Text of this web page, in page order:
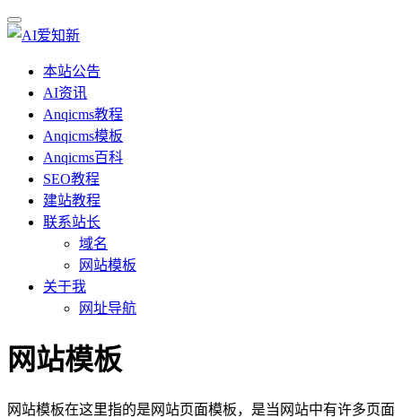
本站公告
AI资讯
Anqicms教程
Anqicms模板
Anqicms百科
SEO教程
建站教程
联系站长
域名
网站模板
关于我
网址导航
网站模板
网站模板在这里指的是网站页面模板，是当网站中有许多页面